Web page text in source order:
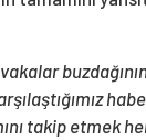
takip etmek